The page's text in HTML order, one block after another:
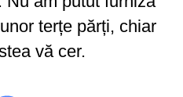
terțe părți, chiar
vă cer.